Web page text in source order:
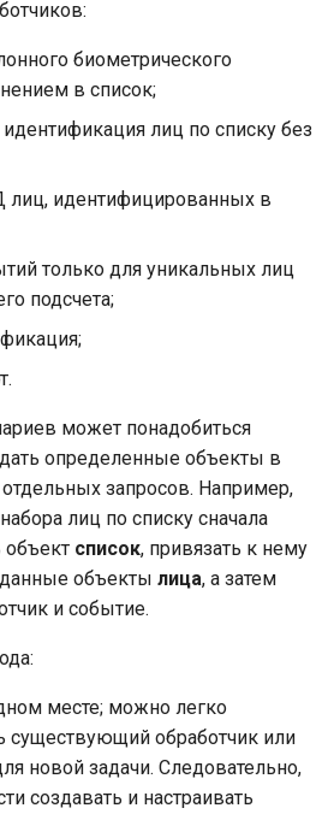
биометрического
в список;
лиц по списку без
лиц, идентифицированных в
только для уникальных лиц
подсчета;
может понадобиться
определенные объекты в
запросов. Например,
лиц по списку сначала
объект список, привязать к нему
объекты лица, а затем
и событие.
месте; можно легко
существующий обработчик или
новой задачи. Следовательно,
создавать и настраивать